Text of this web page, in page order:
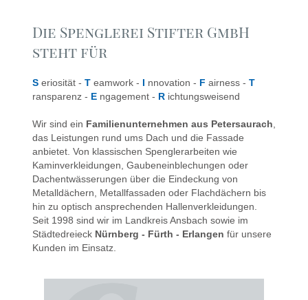
Die Spenglerei Stifter GmbH
steht für
S eriosität - T eamwork - I nnovation - F airness - T
ransparenz - E ngagement - R ichtungsweisend
Wir sind ein Familienunternehmen aus Petersaurach
das Leistungen rund ums Dach und die Fassade
anbietet. Von klassischen Spenglerarbeiten wie
Kaminverkleidungen, Gaubeneinblechungen oder
Dachentwässerungen über die Eindeckung von
Metalldächern, Metallfassaden oder Flachdächern bis
hin zu optisch ansprechenden Hallenverkleidungen.
Seit 1998 sind wir im Landkreis Ansbach sowie im
Städtedreieck Nürnberg - Fürth - Erlangen für unsere
Kunden im Einsatz.